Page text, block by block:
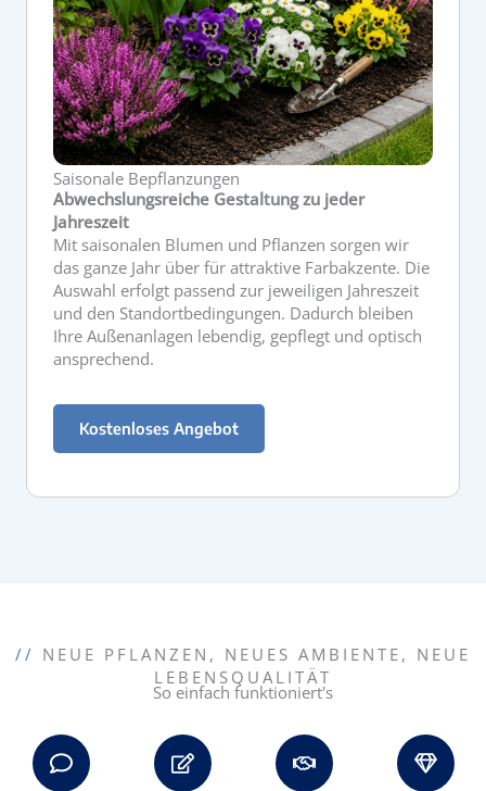
Saisonale Bepflanzungen
Abwechslungsreiche Gestaltung zu jeder
Jahreszeit
Mit saisonalen Blumen und Pflanzen sorgen wir
das ganze Jahr über für attraktive Farbakzente. Die
Auswahl erfolgt passend zur jeweiligen Jahreszeit
und den Standortbedingungen. Dadurch bleiben
Ihre Außenanlagen lebendig, gepflegt und optisch
ansprechend.
Kostenloses Angebot
// NEUE PFLANZEN, NEUES AMBIENTE, NEUE
LEBENSQUALITÄT
So einfach funktioniert's